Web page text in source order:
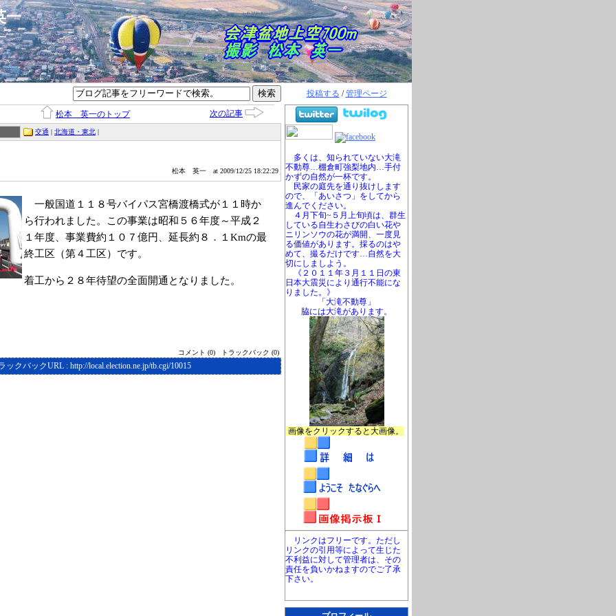
一
投稿する /管理ページ
多くは、知られていない大滝
不動尊…棚倉町強梨地内…手付
かずの自然が一杯です。
民家の庭先を通り抜けします
ので、「あいさつ」をしてから
進んでください。
４月下旬~５月上旬頃は、群生
している自生わさびの白い花や
ニリンソウの花が満開、一度見
る価値があります。採るのはや
めて、撮るだけです…自然を大
切にしましよう。
《２０１１年３月１１日の東
日本大震災により通行不能にな
りました。》
「大滝不動尊」
脇には大滝があります。
画像をクリックすると大画像。
リンクはフリーです。ただし
リンクの引用等によって生じた
不利益に対して管理者は、その
責任を負いかねますのでご了承
下さい。
松本 英一のトップ
次の記事
交通 | 北海道・東北 |
松本 英一 at 2009/12/25 18:22:29
一般国道１１８号バイパス宮橋渡橋式が１１時か
ら行われました。この事業は昭和５６年度～平成２
１年度、事業費約１０７億円、延長約８．１Kmの最
終工区（第４工区）です。
着工から２８年待望の全面開通となりました。
コメント (0) トラックバック (0)
ックバックURL : http://local.election.ne.jp/tb.cgi/10015